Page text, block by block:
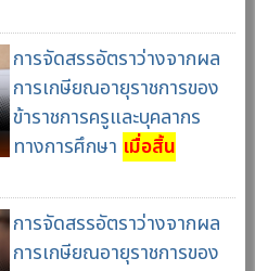
การจัดสรรอัตราว่างจากผล
การเกษียณอายุราชการของ
ข้าราชการครูและบุคลากร
ทางการศึกษา เมื่อสิ้น
การจัดสรรอัตราว่างจากผล
การเกษียณอายุราชการของ